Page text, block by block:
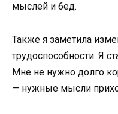
мыслей и бед.
Также я заметила
трудоспособности. Я
Мне не нужно долго
— нужные мысли